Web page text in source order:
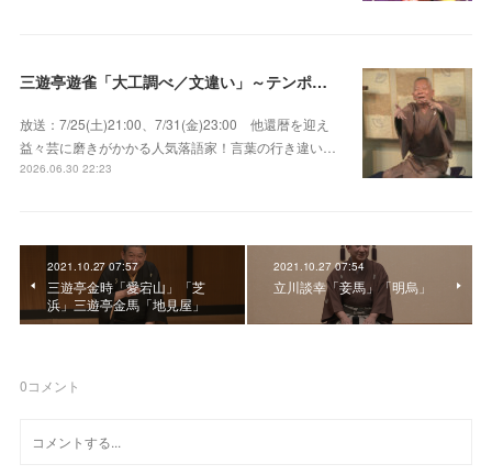
三遊亭遊雀「大工調べ／文違い」～テンポよくたたみかける語り口で人気・実力とも屈指！
放送：7/25(土)21:00、7/31(金)23:00 他還暦を迎え
益々芸に磨きがかかる人気落語家！言葉の行き違い…
2026.06.30 22:23
2021.10.27 07:57
三遊亭金時「愛宕山」「芝
浜」三遊亭金馬「地見屋」
2021.10.27 07:54
立川談幸「妾馬」「明烏」
0コメント